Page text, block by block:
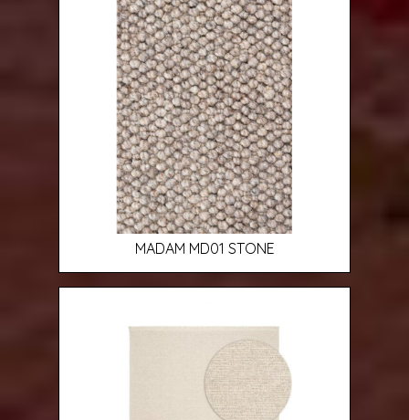
MADAM MD01 STONE